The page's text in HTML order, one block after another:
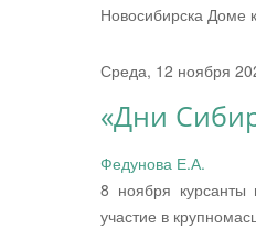
Новосибирска Доме
Среда, 12 ноября
«Дни
Федунова Е.А.
8 ноября курсанты
участие в